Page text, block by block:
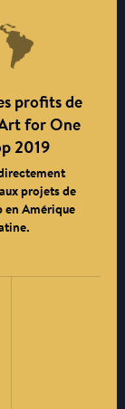
profits de
for One
2019
projets de
en Amérique